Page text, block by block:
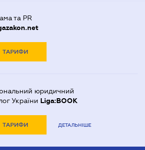
та PR
ТАРИФИ
юридичний
України Liga:BOOK
ТАРИФИ ДЕТАЛЬНІШЕ